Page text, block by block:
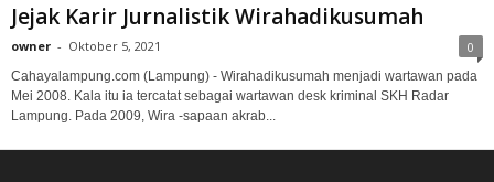
Jejak Karir Jurnalistik Wirahadikusumah
owner - Oktober 5, 2021 0
Cahayalampung.com (Lampung) - Wirahadikusumah menjadi wartawan pada
Mei 2008. Kala itu ia tercatat sebagai wartawan desk kriminal SKH Radar
Lampung. Pada 2009, Wira -sapaan akrab...